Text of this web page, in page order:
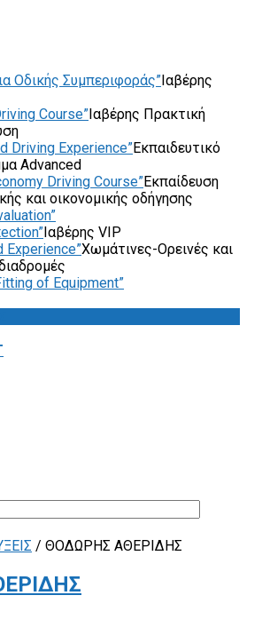
Οδικής Συμπεριφοράς”Ιαβέρης
Course”Ιαβέρης Πρακτική
Driving Experience”Εκπαιδευτικό
Advanced
Driving Course”Εκπαίδευση
και οικονομικής οδήγησης
Ιαβέρης VIP
Experience”Χωμάτινες-Ορεινές και
of Equipment”
/ ΘΟΔΩΡΗΣ ΑΘΕΡΙΔΗΣ